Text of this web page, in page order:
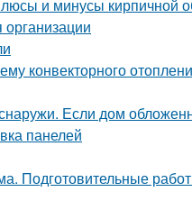
и минусы кирпичной
конвекторного
Если дом
панелей
Подготовительные